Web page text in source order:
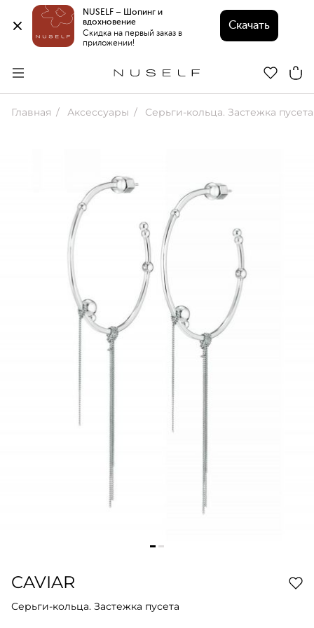
NUSELF – Шопинг и
вдохновение
Скидка на первый заказ в
приложении!
Скачать
Главная Аксессуары Серьги-кольца. Застежка пусета
CAVIAR
Серьги-кольца. Застежка пусета